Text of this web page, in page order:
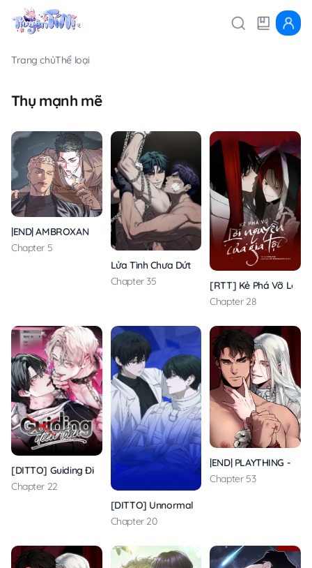
Trang chủThể loại
Thụ mạnh mẽ
|END| AMBROXAN
Chapter 5
Lửa Tình Chưa Dứt
Chapter 35
[RTT] Kẻ Phá Vỡ Lời
Chapter 28
[DITTO] Guiding Điên Loạn
Chapter 22
[DITTO] Unnormal
Chapter 20
|END| PLAYTHING -
Chapter 53